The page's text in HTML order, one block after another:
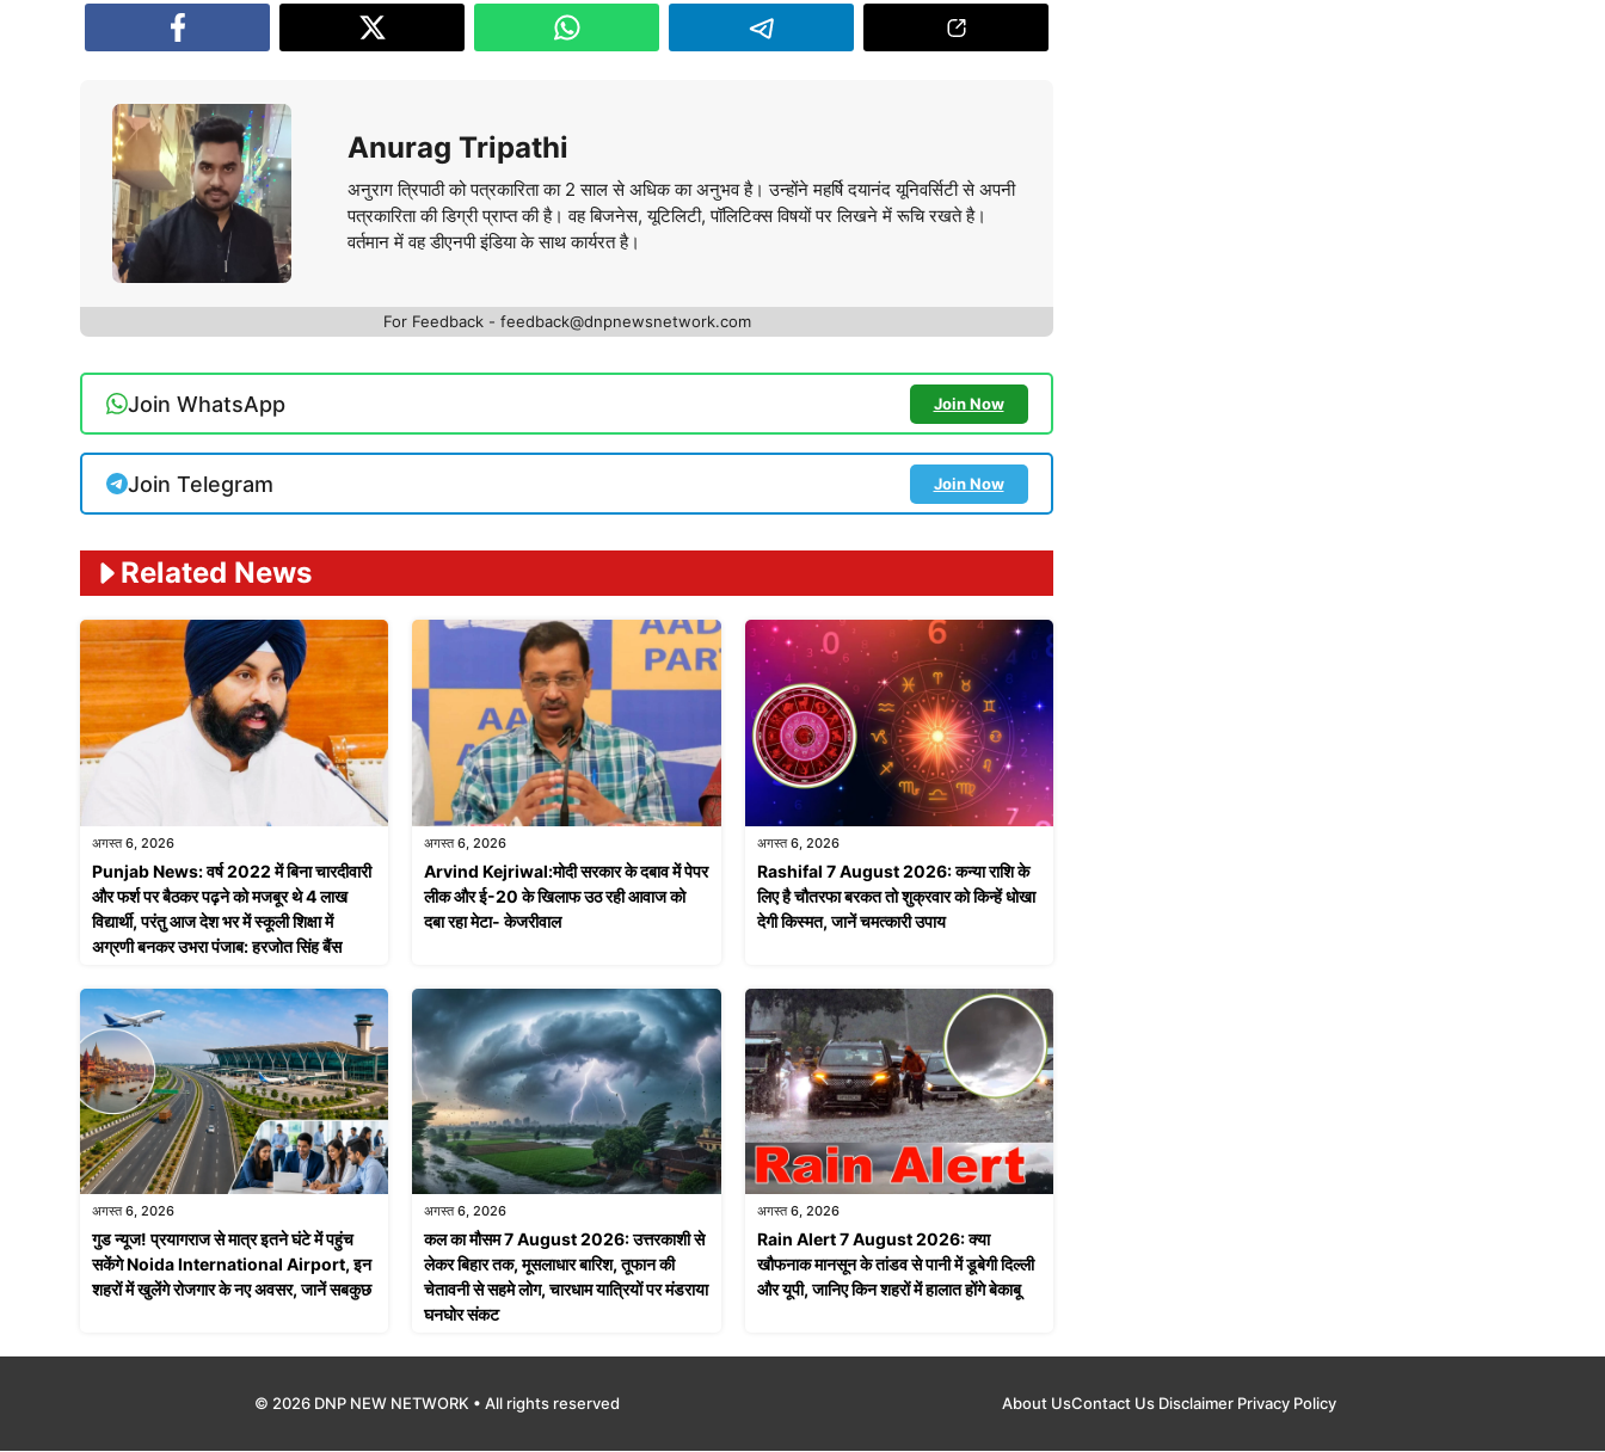
Anurag Tripathi
अनुराग त्रिपाठी को पत्रकारिता का 2 साल से अधिक का अनुभव है। उन्होंने महर्षि दयानंद यूनिवर्सिटी से अपनी
पत्रकारिता की डिग्री प्राप्त की है। वह बिजनेस, यूटिलिटी, पॉलिटिक्स विषयों पर लिखने में रूचि रखते है।
वर्तमान में वह डीएनपी इंडिया के साथ कार्यरत है।
For Feedback - feedback@dnpnewsnetwork.com
Join WhatsApp Join Now
Join Telegram Join Now
Related News
अगस्त 6, 2026
Punjab News: वर्ष 2022 में बिना चारदीवारी
और फर्श पर बैठकर पढ़ने को मजबूर थे 4 लाख
विद्यार्थी, परंतु आज देश भर में स्कूली शिक्षा में
अग्रणी बनकर उभरा पंजाब: हरजोत सिंह बैंस
अगस्त 6, 2026
Arvind Kejriwal:मोदी सरकार के दबाव में पेपर
लीक और ई-20 के खिलाफ उठ रही आवाज को
दबा रहा मेटा- केजरीवाल
अगस्त 6, 2026
Rashifal 7 August 2026: कन्या राशि के
लिए है चौतरफा बरकत तो शुक्रवार को किन्हें धोखा
देगी किस्मत, जानें चमत्कारी उपाय
अगस्त 6, 2026
गुड न्यूज! प्रयागराज से मात्र इतने घंटे में पहुंच
सकेंगे Noida International Airport, इन
शहरों में खुलेंगे रोजगार के नए अवसर, जानें सबकुछ
अगस्त 6, 2026
कल का मौसम 7 August 2026: उत्तरकाशी से
लेकर बिहार तक, मूसलाधार बारिश, तूफान की
चेतावनी से सहमे लोग, चारधाम यात्रियों पर मंडराया
घनघोर संकट
अगस्त 6, 2026
Rain Alert 7 August 2026: क्या
खौफनाक मानसून के तांडव से पानी में डूबेगी दिल्ली
और यूपी, जानिए किन शहरों में हालात होंगे बेकाबू
© 2026 DNP NEW NETWORK • All rights reserved About UsContact Us Disclaimer Privacy Policy